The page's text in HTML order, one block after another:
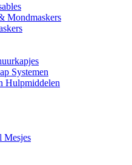
Mondmaskers
Systemen
Hulpmiddelen
Mesjes